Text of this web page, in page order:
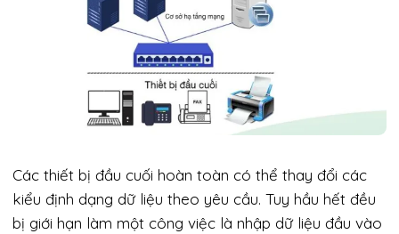
Các thiết bị đầu cuối hoàn toàn có thể thay đổi các
kiểu định dạng dữ liệu theo yêu cầu. Tuy hầu hết đều
bị giới hạn làm một công việc là nhập dữ liệu đầu vào